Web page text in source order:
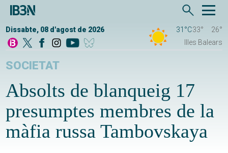
Dissabte, 08 d'agost de 2026 31°C33°
26°
Illes Balears
SOCIETAT
Absolts de blanqueig 17
presumptes membres de la
màfia russa Tambovskaya